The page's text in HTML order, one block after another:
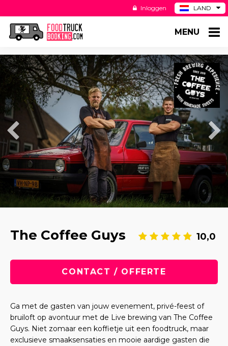
LAND
DE
US
Inloggen
MENU
The Coffee Guys 10,0
CONTACT / OFFERTE
Ga met de gasten van jouw evenement, privé-feest of
bruiloft op avontuur met de Live brewing van The Coffee
Guys. Niet zomaar een koffietje uit een foodtruck, maar
exclusieve smaaksensaties en mooie aardige gasten die